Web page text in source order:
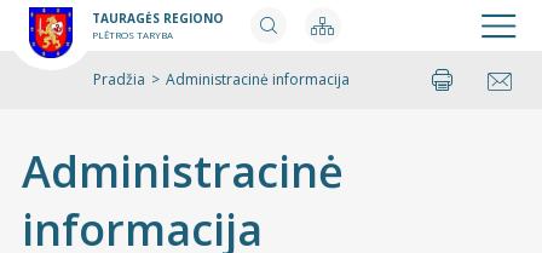
TAURAGĖS REGIONO
PLĖTROS TARYBA
Pradžia > Administracinė informacija SpausdintiPasidalinti
Administracinė
informacija